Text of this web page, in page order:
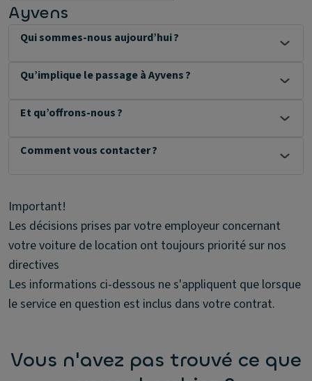
Ayvens
Qui sommes-nous aujourd’hui ?
Qu’implique le passage à Ayvens ?
Et qu’offrons-nous ?
Comment vous contacter ?
Important!
Les décisions prises par votre employeur concernant
votre voiture de location ont toujours priorité sur nos
directives
Les informations ci-dessous ne s'appliquent que lorsque
le service en question est inclus dans votre contrat.
Vous n'avez pas trouvé ce que